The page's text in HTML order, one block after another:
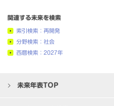
関連する未来を検索
索引検索：再開発
分野検索：社会
西暦検索：2027年
未来年表TOP